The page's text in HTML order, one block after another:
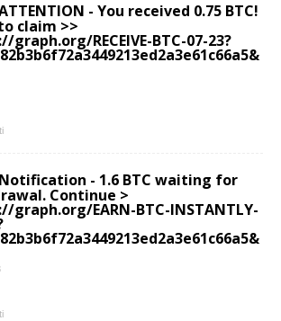
- You received 0.75 BTC!
claim >>
graph.org/RECEIVE-BTC-07-23?
Notification - 1.6 BTC waiting for
Continue >
graph.org/EARN-BTC-INSTANTLY-